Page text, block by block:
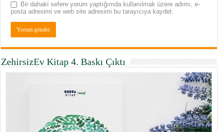
Bir dahaki sefere yorum yaptığımda kullanılmak üzere adımı, e-
posta adresimi ve web site adresimi bu tarayıcıya kaydet.
ZehirsizEv Kitap 4. Baskı Çıktı